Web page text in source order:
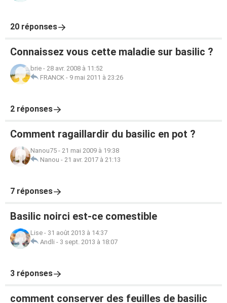
20 réponses
Connaissez vous cette maladie sur basilic ?
brie - 28 avr. 2008 à 11:52
FRANCK - 9 mai 2011 à 23:26
2 réponses
Comment ragaillardir du basilic en pot ?
Nanou75 - 21 mai 2009 à 19:38
Nanou - 21 avr. 2017 à 21:13
7 réponses
Basilic noirci est-ce comestible
Lise - 31 août 2013 à 14:37
Andli - 3 sept. 2013 à 18:07
3 réponses
comment conserver des feuilles de basilic